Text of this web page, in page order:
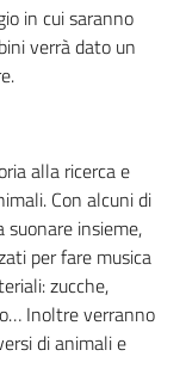
in cui saranno
verrà dato un
alla ricerca e
Con alcuni di
insieme,
per fare musica
zucche,
Inoltre verranno
di animali e